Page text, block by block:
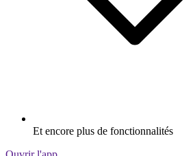
Et encore plus de fonctionnalités